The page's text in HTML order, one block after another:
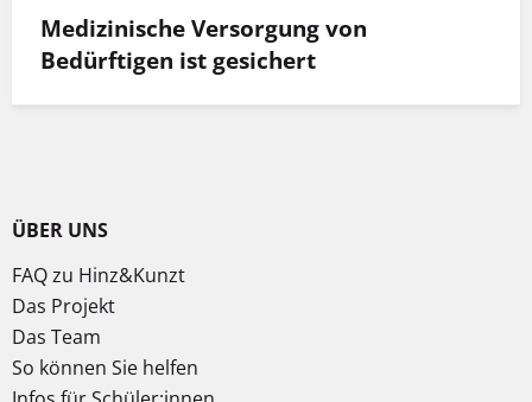
Medizinische Versorgung von
Bedürftigen ist gesichert
ÜBER UNS
FAQ zu Hinz&Kunzt
Das Projekt
Das Team
So können Sie helfen